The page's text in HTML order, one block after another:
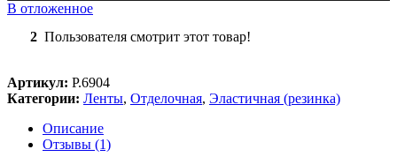
В отложенное
2 Пользователя смотрит этот товар!
Артикул: Р.6904
Категории: Ленты, Отделочная, Эластичная (резинка)
Описание
Отзывы (1)